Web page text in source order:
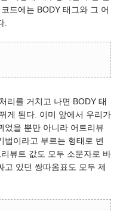
드에는 BODY 태그와 그 어
.
리를 거치고 나면 BODY 태
게 된다. 이미 앞에서 우리가
었을 뿐만 아니라 어트리뷰
법이라고 부르는 형태로 변
뷰트 값도 모두 소문자로 바
고 있던 쌍따옴표도 모두 제